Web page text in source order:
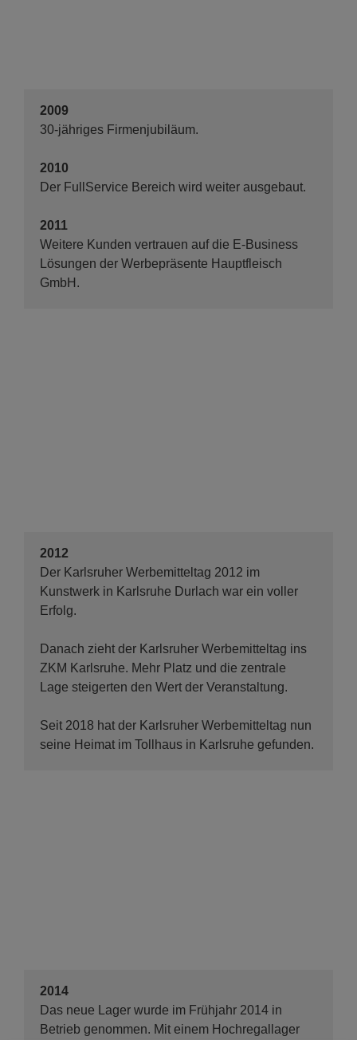
2009
30-jähriges Firmenjubiläum.
2010
Der FullService Bereich wird weiter ausgebaut.
2011
Weitere Kunden vertrauen auf die E-Business
Lösungen der Werbepräsente Hauptfleisch
GmbH.
2012
Der Karlsruher Werbemitteltag 2012 im
Kunstwerk in Karlsruhe Durlach war ein voller
Erfolg.
Danach zieht der Karlsruher Werbemitteltag ins
ZKM Karlsruhe. Mehr Platz und die zentrale
Lage steigerten den Wert der Veranstaltung.
Seit 2018 hat der Karlsruher Werbemitteltag nun
seine Heimat im Tollhaus in Karlsruhe gefunden.
2014
Das neue Lager wurde im Frühjahr 2014 in
Betrieb genommen. Mit einem Hochregallager